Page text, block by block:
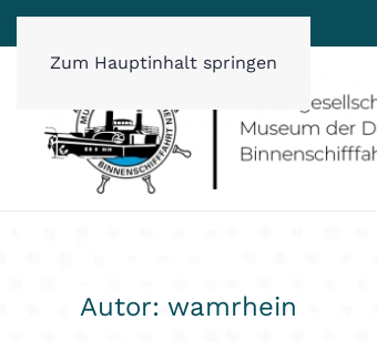
Zum Hauptinhalt springen
Autor: wamrhein